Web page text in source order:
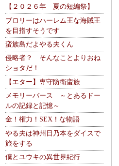
【２０２６年 夏の短編祭】
ブロリーはハーレム王な海賊王
を目指すそうです
蛮族島だよやる夫くん
侵略者？ そんなことよりおね
ショタだ！
【エター】専守防衛蛮族
メモリーバース ～とあるドー
ルの記録と記憶～
金！権力！SEX！な物語
やる夫は神州日乃本をダイスで
旅をする
僕とユウキの異世界紀行